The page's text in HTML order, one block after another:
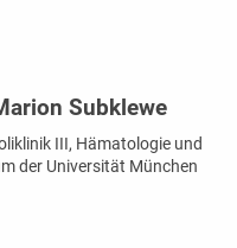
Subklewe
III, Hämatologie und
der Universität München